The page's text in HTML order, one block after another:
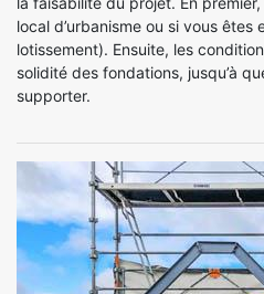
local d’urbanisme ou si vous êtes
lotissement). Ensuite, les
solidité des fondations, jusqu’à
supporter.